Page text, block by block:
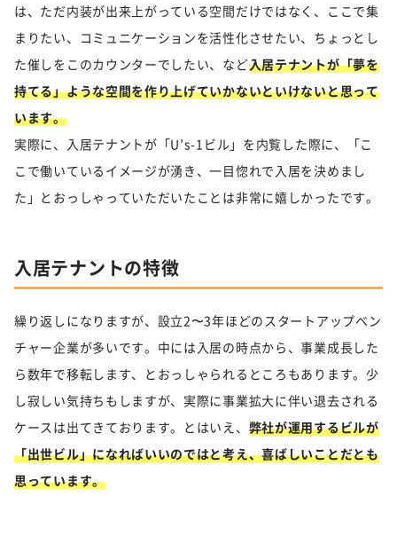
は、ただ内装が出来上がっている空間だけではなく、ここで集
まりたい、コミュニケーションを活性化させたい、ちょっとし
た催しをこのカウンターでしたい、など入居テナントが「夢を
持てる」ような空間を作り上げていかないといけないと思って
います。
実際に、入居テナントが「U’s-1ビル」を内覧した際に、「こ
こで働いているイメージが湧き、一目惚れで入居を決めまし
た」とおっしゃっていただいたことは非常に嬉しかったです。
入居テナントの特徴
繰り返しになりますが、設立2〜3年ほどのスタートアップベン
チャー企業が多いです。中には入居の時点から、事業成長した
ら数年で移転します、とおっしゃられるところもあります。少
し寂しい気持ちもしますが、実際に事業拡大に伴い退去される
ケースは出てきております。とはいえ、 弊社が運用するビルが
「出世ビル」になればいいのではと考え、喜ばしいことだとも
思っています。